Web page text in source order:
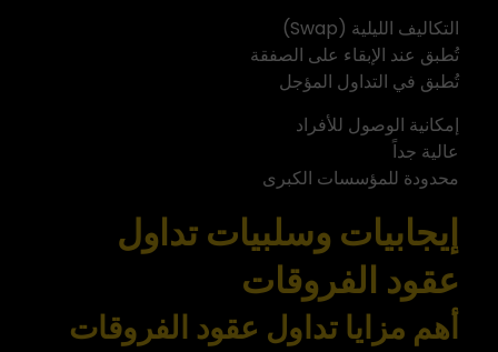
التكاليف الليلية (Swap)
تُطبق عند الإبقاء على الصفقة
تُطبق في التداول المؤجل
إمكانية الوصول للأفراد
عالية جداً
محدودة للمؤسسات الكبرى
إيجابيات وسلبيات تداول
عقود الفروقات
أهم مزايا تداول عقود الفروقات